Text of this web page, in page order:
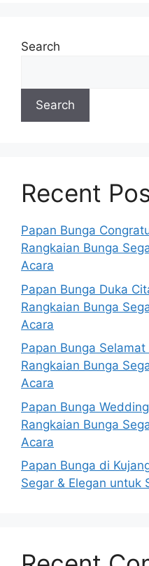
Search
Search
Recent
Papan Bunga
Rangkaian Bunga
Acara
Papan Bunga Duka
Rangkaian Bunga
Acara
Papan Bunga
Rangkaian Bunga
Acara
Papan Bunga
Rangkaian Bunga
Acara
Papan Bunga di
Segar & Elegan untuk